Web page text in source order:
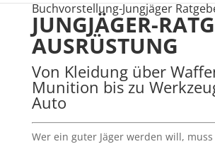
Buchvorstellung-Jungjäger
JUNGJÄGER-
AUSRÜSTUNG
Von Kleidung über
Munition bis zu
Auto
Wer ein guter Jäger werden will,